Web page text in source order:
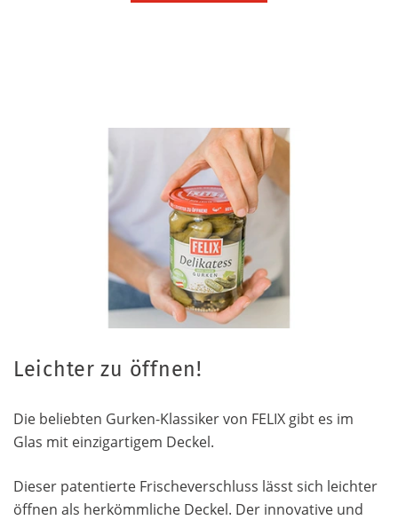
Leichter zu öffnen!
Die beliebten Gurken-Klassiker von FELIX gibt es im
Glas mit einzigartigem Deckel.
Dieser patentierte Frischeverschluss lässt sich leichter
öffnen als herkömmliche Deckel. Der innovative und